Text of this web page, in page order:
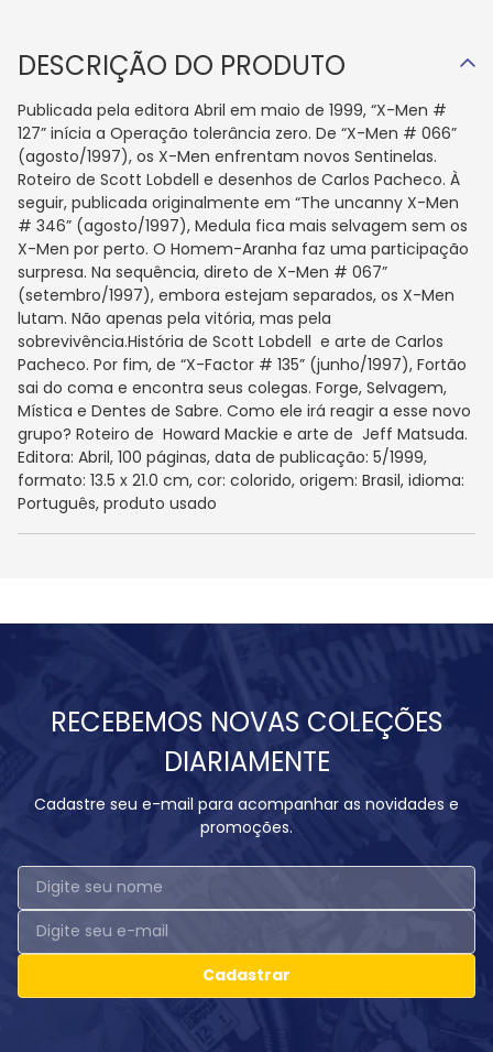
DESCRIÇÃO DO PRODUTO
Publicada pela editora Abril em maio de 1999, “X-Men #
127” inícia a Operação tolerância zero. De “X-Men # 066”
(agosto/1997), os X-Men enfrentam novos Sentinelas.
Roteiro de Scott Lobdell e desenhos de Carlos Pacheco. À
seguir, publicada originalmente em “The uncanny X-Men
# 346” (agosto/1997), Medula fica mais selvagem sem os
X-Men por perto. O Homem-Aranha faz uma participação
surpresa. Na sequência, direto de X-Men # 067”
(setembro/1997), embora estejam separados, os X-Men
lutam. Não apenas pela vitória, mas pela
sobrevivência.História de Scott Lobdell e arte de Carlos
Pacheco. Por fim, de “X-Factor # 135” (junho/1997), Fortão
sai do coma e encontra seus colegas. Forge, Selvagem,
Mística e Dentes de Sabre. Como ele irá reagir a esse novo
grupo? Roteiro de Howard Mackie e arte de Jeff Matsuda.
Editora: Abril, 100 páginas, data de publicação: 5/1999,
formato: 13.5 x 21.0 cm, cor: colorido, origem: Brasil, idioma:
Português, produto usado
RECEBEMOS NOVAS COLEÇÕES
DIARIAMENTE
Cadastre seu e-mail para acompanhar as novidades e
promoções.
Cadastrar